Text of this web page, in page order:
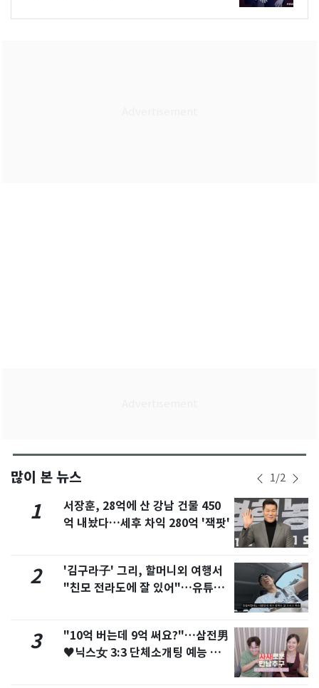
많이 본 뉴스 1/2
1
서장훈, 28억에 산 강남 건물 450
억 내놨다…세후 차익 280억 '잭팟'
2
'김구라子' 그리, 할머니외 여행서
"친모 전라도에 잘 있어"…유튜브
3
"10억 버는데 9억 써요?"…삼전男
♥닉스女 3:3 단체소개팅 예능 화